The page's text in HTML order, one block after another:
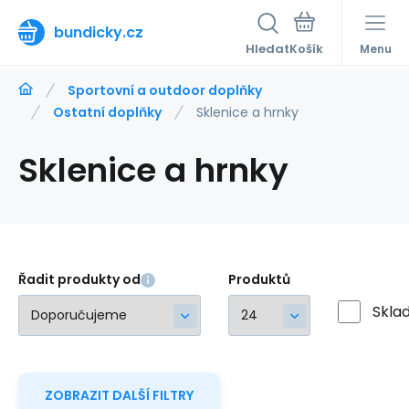
bundicky.cz
Hledat Menu
Sportovní a outdoor doplňky
Ostatní doplňky
Sklenice a hrnky
Sklenice a hrnky
Řadit produkty od Produktů
ZOBRAZIT DALŠÍ FILTRY